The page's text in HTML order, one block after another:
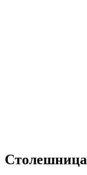
Столешница